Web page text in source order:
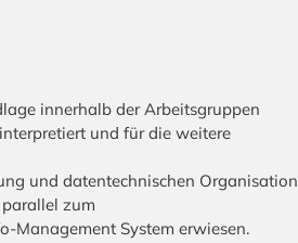
innerhalb der Arbeitsgruppen
und für die weitere
und datentechnischen Organisation
zum
Management System erwiesen.